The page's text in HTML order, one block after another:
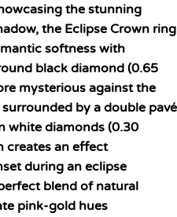
the stunning
the Eclipse Crown ring
softness with
black diamond (0.65
mysterious against the
by a double pavé
white diamonds (0.30
creates an effect
during an eclipse
blend of natural
pink-gold hues